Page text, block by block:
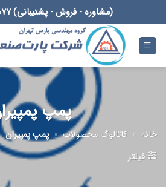
(مشاوره - فروش - پشتیبانی) ۸۸۲۸۰۰۷۷-۰۲۱
پمپ
خانه » کاتالوگ محصولات » پمپ پمپیران
فیلتر